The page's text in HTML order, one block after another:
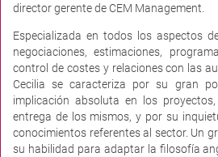
director gerente de CEM Management.
Especializada en todos los aspectos
negociaciones, estimaciones,
control de costes y relaciones con las
Cecilia se caracteriza por su gran
implicación absoluta en los
entrega de los mismos, y por su
conocimientos referentes al sector. Un
su habilidad para adaptar la filosofía